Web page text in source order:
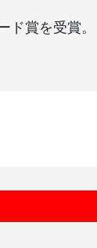
ド賞を受賞。